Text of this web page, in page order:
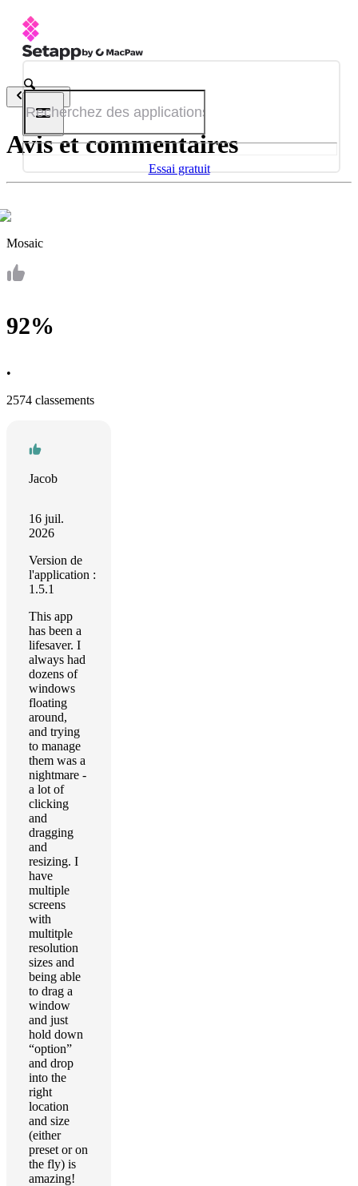
Essai gratuit
Retour
Avis et commentaires
Mosaic
92%
•
2574 classements
Jacob
16 juil.
2026
Version de
l'application :
1.5.1
This app
has been a
lifesaver. I
always had
dozens of
windows
floating
around,
and trying
to manage
them was a
nightmare -
a lot of
clicking
and
dragging
and
resizing. I
have
multiple
screens
with
multitple
resolution
sizes and
being able
to drag a
window
and just
hold down
“option”
and drop
into the
right
location
and size
(either
preset or on
the fly) is
amazing!